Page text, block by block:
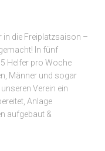
in die Freiplatzsaison –
In fünf
Helfer pro Woche
Männer und sogar
Verein ein
Anlage
aufgebaut &